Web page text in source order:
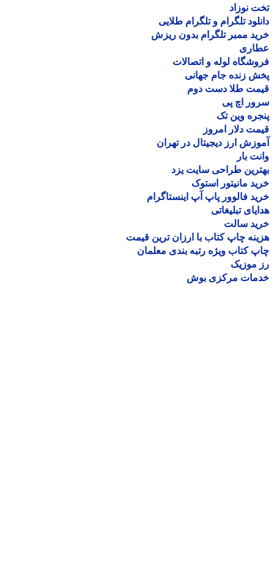
نوزاد
تلگرام و تلگرام طلایی
ممبر تلگرام بدون ریزش
لوله و اتصالات
زنده جام جهانی
طلا دست دوم
اچ پی
وین تک
دلار امروز
ارز دیجیتال در تهران
بار
طراحی سایت یزد
مانیتور استوک
فالوور پاپ آپ اینستاگرام
تبلیغاتی
سالت
چاپ کتاب با ارزان ترین قیمت
کتاب ویژه رتبه بندی معلمان
موزیک
مرکزی بوش